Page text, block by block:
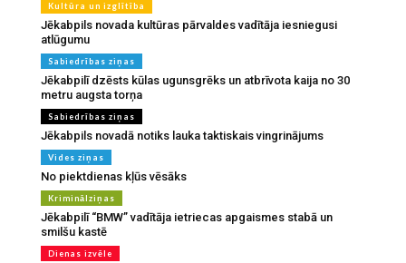
Kultūra un izglītība
Jēkabpils novada kultūras pārvaldes vadītāja iesniegusi
atlūgumu
Sabiedrības ziņas
Jēkabpilī dzēsts kūlas ugunsgrēks un atbrīvota kaija no 30
metru augsta torņa
Sabiedrības ziņas
Jēkabpils novadā notiks lauka taktiskais vingrinājums
Vides ziņas
No piektdienas kļūs vēsāks
Kriminālziņas
Jēkabpilī “BMW” vadītāja ietriecas apgaismes stabā un
smilšu kastē
Dienas izvēle